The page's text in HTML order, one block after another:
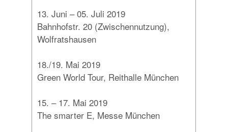
13. Juni – 05. Juli 2019
Bahnhofstr. 20 (Zwischennutzung),
Wolfratshausen
18./19. Mai 2019
Green World Tour, Reithalle München
15. – 17. Mai 2019
The smarter E, Messe München